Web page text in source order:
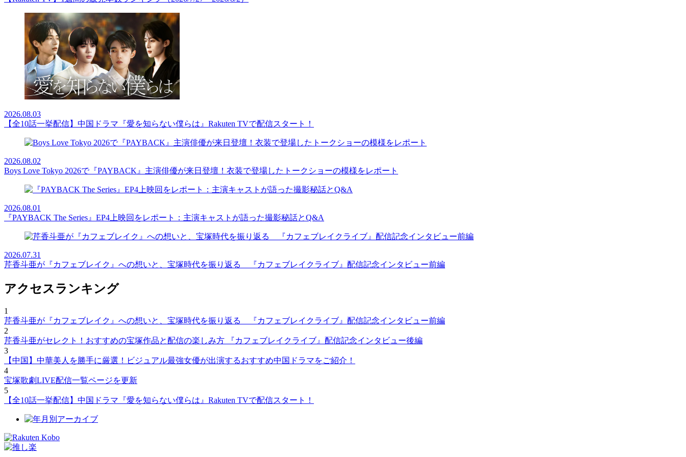
2026.08.03
【全10話一挙配信】中国ドラマ『愛を知らない僕らは』Rakuten TVで配信スタート！
2026.08.02
Boys Love Tokyo 2026で『PAYBACK』主演俳優が来日登壇！衣装で登場したトークショーの模様をレポート
2026.08.01
『PAYBACK The Series』EP4上映回をレポート：主演キャストが語った撮影秘話とQ&A
2026.07.31
芹香斗亜が『カフェブレイク』への想いと、宝塚時代を振り返る 『カフェブレイクライブ』配信記念インタビュー前編
アクセスランキング
1
芹香斗亜が『カフェブレイク』への想いと、宝塚時代を振り返る 『カフェブレイクライブ』配信記念インタビュー前編
2
芹香斗亜がセレクト！おすすめの宝塚作品と配信の楽しみ方 『カフェブレイクライブ』配信記念インタビュー後編
3
【中国】中華美人を勝手に厳選！ビジュアル最強女優が出演するおすすめ中国ドラマをご紹介！
4
宝塚歌劇LIVE配信一覧ページを更新
5
【全10話一挙配信】中国ドラマ『愛を知らない僕らは』Rakuten TVで配信スタート！